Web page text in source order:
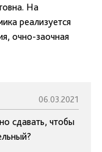
На
реализуется
очно-заочная
06.03.2021
сдавать, чтобы